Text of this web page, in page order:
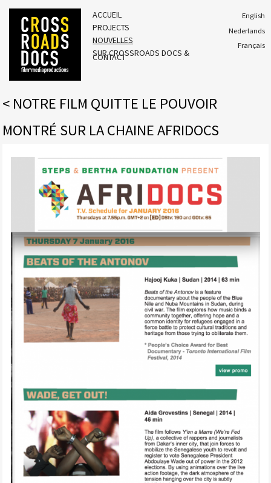
ACCUEIL
PROJECTS
NOUVELLES
SUR CROSSROADS DOCS &
CONTACT
English
Nederlands
Français
< NOTRE FILM QUITTE LE POUVOIR
MONTRÉ SUR LA CHAINE AFRIDOCS